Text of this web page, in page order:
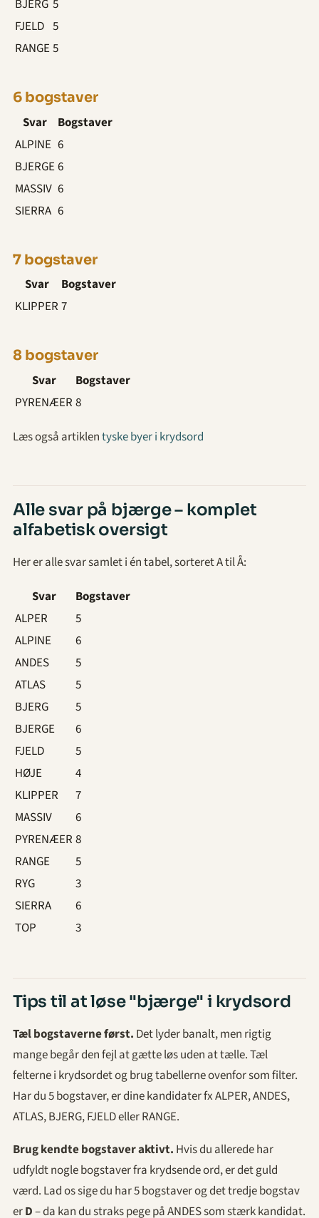
BJERG 5
FJELD 5
RANGE5
6 bogstaver
Svar
Bogstaver
ALPINE 6
BJERGE6
MASSIV 6
SIERRA 6
7 bogstaver
Svar
Bogstaver
KLIPPER 7
8 bogstaver
Svar
Bogstaver
PYRENÆER 8
Læs også artiklentyske byer i krydsord
Alle svar på bjærge – komplet
alfabetisk oversigt
Her er alle svar samlet i én tabel, sorteret A til Å:
Svar
Bogstaver
ALPER
5
ALPINE
6
ANDES
5
ATLAS
5
BJERG
5
BJERGE
6
FJELD
5
HØJE
4
KLIPPER
7
MASSIV
6
PYRENÆER 8
RANGE
5
RYG
3
SIERRA
6
TOP
3
Tips til at løse "bjærge" i krydsord
Tæl bogstaverne først. Det lyder banalt, men rigtig
mange begår den fejl at gætte løs uden at tælle. Tæl
felterne i krydsordet og brug tabellerne ovenfor som filter.
Har du 5 bogstaver, er dine kandidater fx ALPER, ANDES,
ATLAS, BJERG, FJELD eller RANGE.
Brug kendte bogstaver aktivt. Hvis du allerede har
udfyldt nogle bogstaver fra krydsende ord, er det guld
værd. Lad os sige du har 5 bogstaver og det tredje bogstav
erD– da kan du straks pege på ANDES som stærk kandidat.